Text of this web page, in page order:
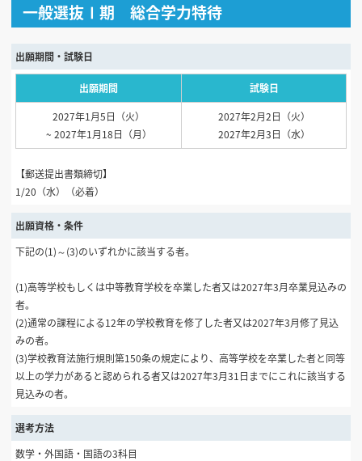
一般選抜Ⅰ期 総合学力特待
出願期間・試験日
出願期間 試験日
2027年1月5日（火）
~ 2027年1月18日（月）
2027年2月2日（火）
2027年2月3日（水）
【郵送提出書類締切】
1/20（水）（必着）
出願資格・条件
下記の(1)～(3)のいずれかに該当する者。
(1)高等学校もしくは中等教育学校を卒業した者又は2027年3月卒業見込みの
者。
(2)通常の課程による12年の学校教育を修了した者又は2027年3月修了見込
みの者。
(3)学校教育法施行規則第150条の規定により、高等学校を卒業した者と同等
以上の学力があると認められる者又は2027年3月31日までにこれに該当する
見込みの者。
選考方法
数学・外国語・国語の3科目